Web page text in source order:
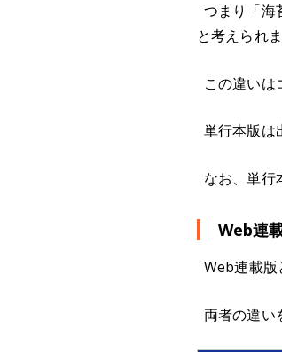
つまり「海
と考えられま
この違いは
単行本版は
なお、単行
Web連
Web連載版
両者の違い